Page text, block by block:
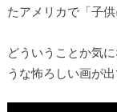
たアメリカで「子
どういうことか気
うな怖ろしい画が